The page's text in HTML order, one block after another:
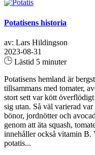
Potatisens historia
av: Lars Hildingson
2023-08-31
Lästid 5 minuter
Potatisens hemland är
tillsammans med tomater,
stort sett var kött
sig utan. Så väl varierad
bönor, jordnötter och
genom att äta squash,
innehåller också vitamin B.
potatis...